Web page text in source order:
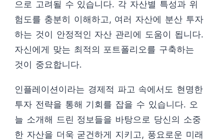
으로 고려될 수 있습니다. 각 자산별 특성과 위
험도를 충분히 이해하고, 여러 자산에 분산 투자
하는 것이 안정적인 자산 관리에 도움이 됩니다.
자신에게 맞는 최적의 포트폴리오를 구축하는
것이 중요합니다.
인플레이션이라는 경제적 파고 속에서도 현명한
투자 전략을 통해 기회를 잡을 수 있습니다. 오
늘 소개해 드린 정보들을 바탕으로 당신의 소중
한 자산을 더욱 굳건하게 지키고, 풍요로운 미래